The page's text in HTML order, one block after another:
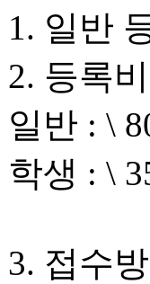
1. 일반
2. 등록비
일반 : \
학생 : \
3. 접수